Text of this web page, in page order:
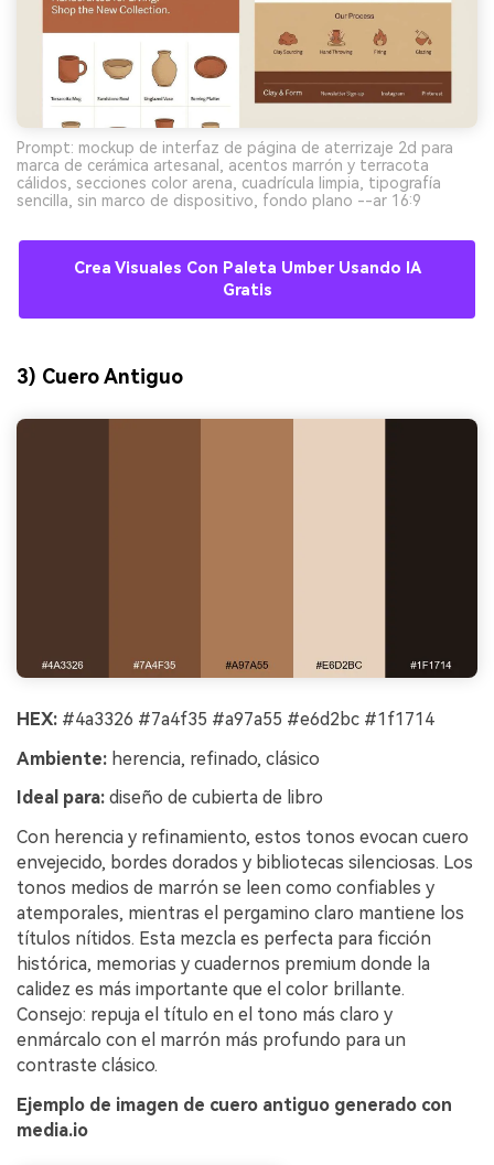
Prompt: mockup de interfaz de página de aterrizaje 2d para
marca de cerámica artesanal, acentos marrón y terracota
cálidos, secciones color arena, cuadrícula limpia, tipografía
sencilla, sin marco de dispositivo, fondo plano --ar 16:9
Crea Visuales Con Paleta Umber Usando IA
Gratis
3) Cuero Antiguo
HEX: #4a3326 #7a4f35 #a97a55 #e6d2bc #1f1714
Ambiente: herencia, refinado, clásico
Ideal para: diseño de cubierta de libro
Con herencia y refinamiento, estos tonos evocan cuero
envejecido, bordes dorados y bibliotecas silenciosas. Los
tonos medios de marrón se leen como confiables y
atemporales, mientras el pergamino claro mantiene los
títulos nítidos. Esta mezcla es perfecta para ficción
histórica, memorias y cuadernos premium donde la
calidez es más importante que el color brillante.
Consejo: repuja el título en el tono más claro y
enmárcalo con el marrón más profundo para un
contraste clásico.
Ejemplo de imagen de cuero antiguo generado con
media.io